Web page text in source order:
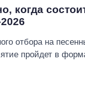
когда
отбора на
пройдет в